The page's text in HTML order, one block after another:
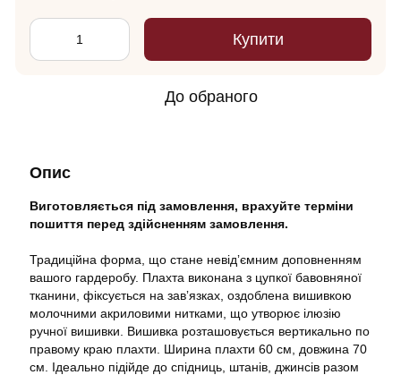
Купити
До обраного
Опис
Виготовляється під замовлення, врахуйте терміни
пошиття перед здійсненням замовлення.
Традиційна форма, що стане невідʼємним доповненням
вашого гардеробу. Плахта виконана з цупкої бавовняної
тканини, фіксується на завʼязках, оздоблена вишивкою
молочними акриловими нитками, що утворює ілюзію
ручної вишивки. Вишивка розташовується вертикально по
правому краю плахти. Ширина плахти 60 см, довжина 70
см. Ідеально підійде до спідниць, штанів, джинсів разом